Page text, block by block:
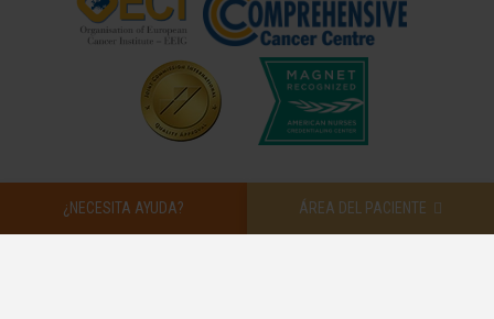
¿NECESITA AYUDA? ÁREA DEL PACIENTE